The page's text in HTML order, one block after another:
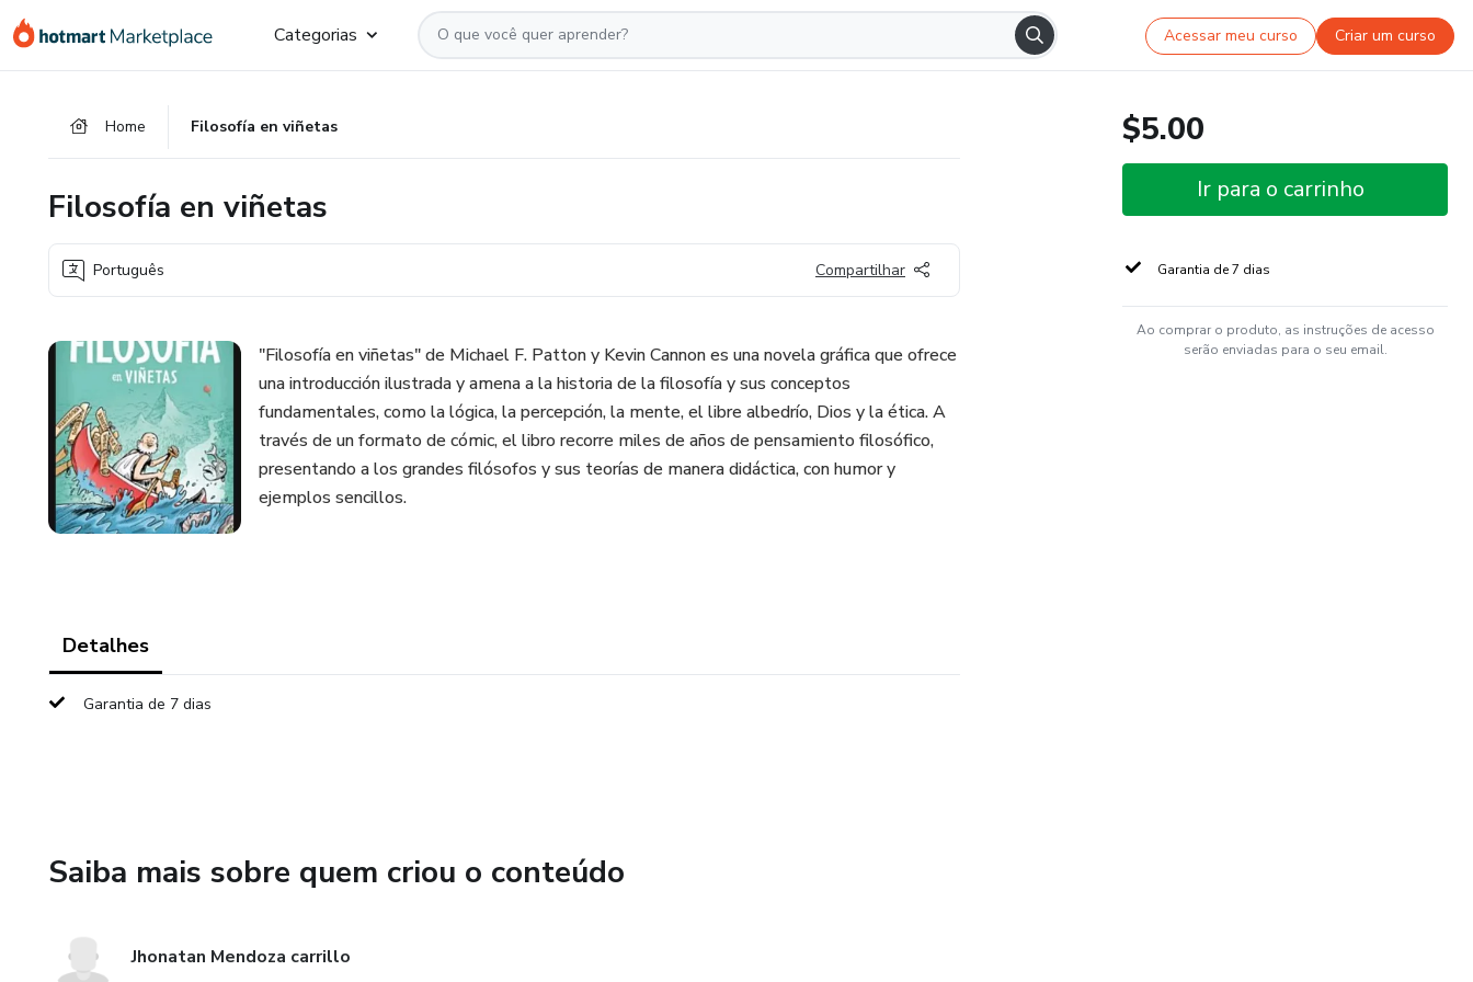
para
para
para
Categorias Acessar meu curso Criar um curso
Home Filosofía en viñetas
Filosofía en viñetas
Português Compartilhar
"Filosofía en viñetas" de Michael F. Patton y Kevin Cannon es una novela gráfica que ofrece
una introducción ilustrada y amena a la historia de la filosofía y sus conceptos
fundamentales, como la lógica, la percepción, la mente, el libre albedrío, Dios y la ética. A
través de un formato de cómic, el libro recorre miles de años de pensamiento filosófico,
presentando a los grandes filósofos y sus teorías de manera didáctica, con humor y
ejemplos sencillos.
Detalhes
Garantia de 7 dias
Saiba mais sobre quem criou o conteúdo
Jhonatan Mendoza carrillo
$5.00
Ir para o carrinho
Garantia de 7 dias
Ao comprar o produto, as instruções de acesso
serão enviadas para o seu email.